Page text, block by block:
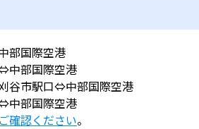
国際空港
際空港
⇔中部国際空港
際空港
確認ください。